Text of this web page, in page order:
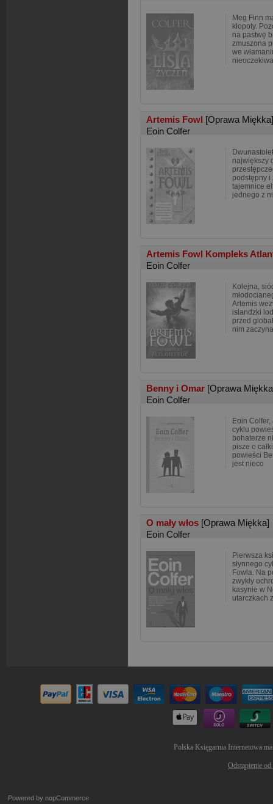
Meg Finn
kłopoty.
na pastwę
zmuszona
we
Artemis Fowl [Oprawa Miękka]
Eoin Colfer
największy
podstępny i
tajemnice
jednego z
Artemis Fowl Kompleks
Eoin Colfer
Kolejna,
Artemis
islandzki
przed
nim
Benny i Omar [Oprawa
Eoin Colfer
Eoin
cyklu
bohaterze
pisze o
powieści
jest nieco
O mały włos [Oprawa Miękka]
Eoin Colfer
Pierwsza
słynnego
Fowla. Na
zwykły
kasynie w
utarczkach
Polska Księgarnia Internetowa
Odstąpienie
Powered by nopCommerce